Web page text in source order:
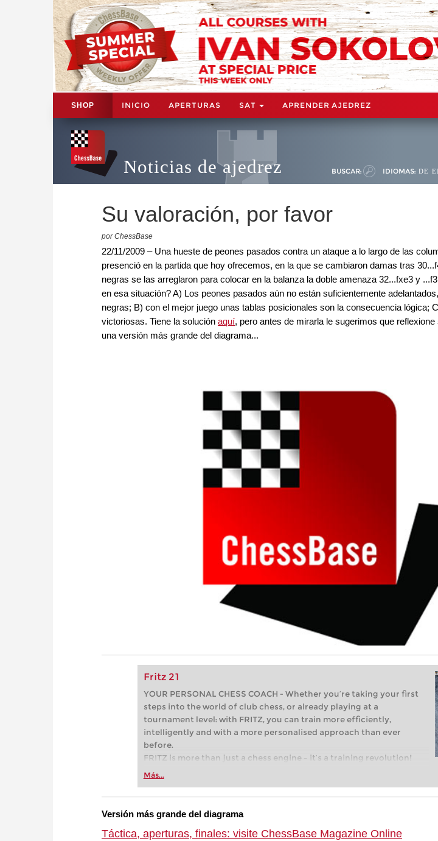
SHOP INICIO APERTURAS SAT APRENDER AJEDREZ
Noticias de ajedrez BUSCAR: IDIOMAS: DE
Su valoración, por favor
por ChessBase
22/11/2009 – Una hueste de peones pasados contra un ataque a lo largo de las
presenció en la partida que hoy ofrecemos, en la que se cambiaron damas tras
negras se las arreglaron para colocar en la balanza la doble amenaza 32...fxe3 y
en esa situación? A) Los peones pasados aún no están suficientemente
negras; B) con el mejor juego unas tablas posicionales son la consecuencia lógica;
victoriosas. Tiene la solución aquí, pero antes de mirarla le sugerimos que
una versión más grande del diagrama...
Fritz 21
YOUR PERSONAL CHESS COACH - Whether you’re taking your first
steps into the world of club chess, or already playing at a
tournament level: with FRITZ, you can train more efficiently,
intelligently and with a more personalised approach than ever
before.
FRITZ is more than just a chess engine – it’s a training revolution!
Whether you’re taking your first steps into the world of club chess,
more efficiently, intelligently and with a more personalised
approach than ever before.
Más...
Versión más grande del diagrama
Táctica, aperturas, finales: visite ChessBase Magazine Online